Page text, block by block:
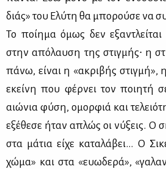
διάς» του Ελύ­τη θα μπο­ρού­σε να
Το ποί­η­μα όμως δεν
στην από­λαυ­ση της στιγ­μής∙ η
πά­νω, εί­ναι η «ακρι­βής στιγ­μή»,
εκεί­νη που φέρ­νει τον ποι­η­τή
αιώ­νια φύ­ση, ομορ­φιά και
εξέ­θε­σε ήταν απλώς οι νύ­ξεις. Ο
στα μά­τια εί­χε κα­τα­λά­βει… Ο
χώ­μα» και στα «ευω­δε­ρά»,